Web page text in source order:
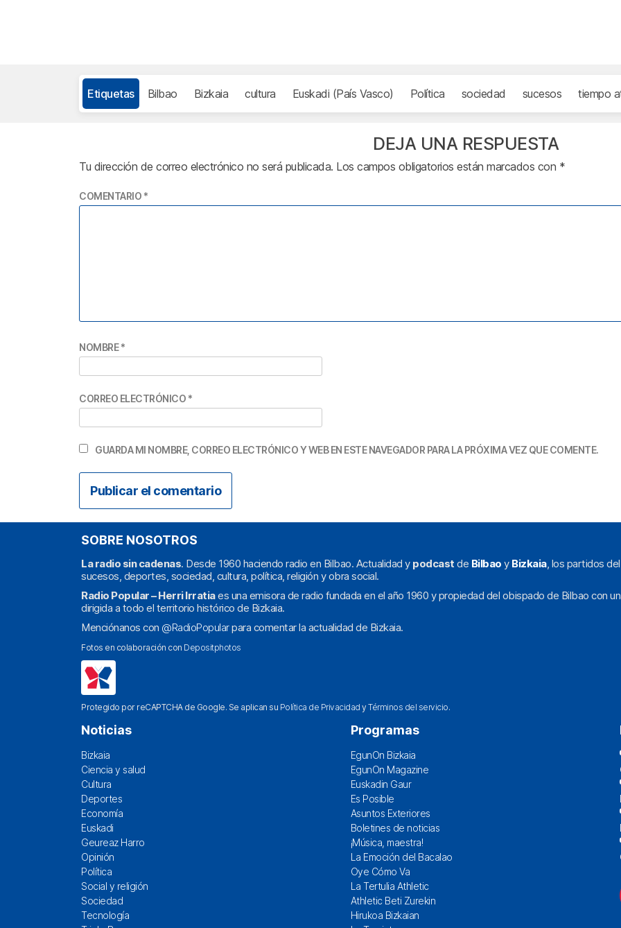
Etiquetas Bilbao Bizkaia cultura Euskadi (País Vasco) Política sociedad sucesos tiempo
DEJA UNA RESPUESTA
Tu dirección de correo electrónico no será publicada. Los campos obligatorios están marcados con *
COMENTARIO *
NOMBRE*
CORREO ELECTRÓNICO *
GUARDA MI NOMBRE, CORREO ELECTRÓNICO Y WEB EN ESTE NAVEGADOR PARA LA PRÓXIMA VEZ QUE COMENTE.
SOBRE NOSOTROS
La radio sin cadenas. Desde 1960 haciendo radio en Bilbao. Actualidad y podcast de Bilbao y Bizkaia, los partidos
sucesos, deportes, sociedad, cultura, política, religión y obra social.
Radio Popular – Herri Irratiaes una emisora de radio fundada en el año 1960 y propiedad del obispado de Bilbao con
dirigida a todo el territorio histórico de Bizkaia.
Menciónanos con @RadioPopularpara comentar la actualidad de Bizkaia.
Fotos en colaboración con Depositphotos
Protegido por reCAPTCHA de Google. Se aplican su Política de Privacidad yTérminos del servicio.
Noticias
Bizkaia
Ciencia y salud
Cultura
Deportes
Economía
Euskadi
Geureaz Harro
Opinión
Política
Social y religión
Sociedad
Tecnología
Programas
EgunOn Bizkaia
EgunOn Magazine
Euskadin Gaur
Es Posible
Asuntos Exteriores
Boletines de noticias
¡Música, maestra!
La Emoción del Bacalao
Oye Cómo Va
La Tertulia Athletic
Athletic Beti Zurekin
Hirukoa Bizkaian